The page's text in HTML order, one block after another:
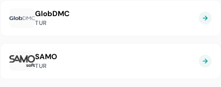
GlobDMC
TUR
SAMO
TUR